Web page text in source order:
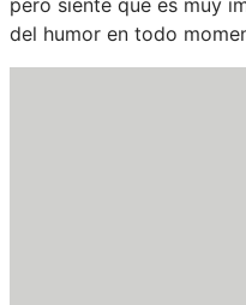
pero siente que es muy
del humor en todo